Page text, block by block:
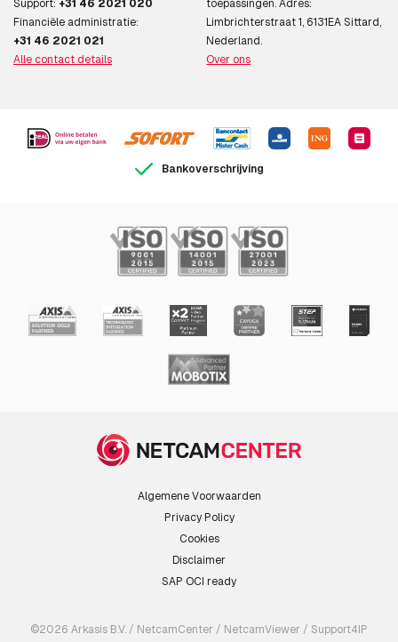
Support: +31 46 2021 020
Financiële administratie:
+31 46 2021 021
Alle contact details
toepassingen. Adres:
Limbrichterstraat 1, 6131EA Sittard,
Nederland.
Over ons
Bankoverschrijving
Algemene Voorwaarden
Privacy Policy
Cookies
Disclaimer
SAP OCI ready
©2026 Arkasis B.V. / NetcamCenter / NetcamViewer / Support4IP